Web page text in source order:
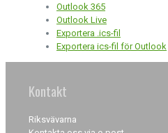
Outlook 365
Outlook Live
Exportera .ics-fil
Exportera ics-fil för Outlook
Kontakt
Riksvävarna